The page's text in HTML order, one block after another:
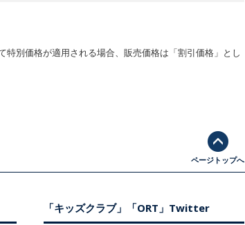
別価格が適用される場合、販売価格は「割引価格」とし
ページトップへ
「キッズクラブ」「ORT」Twitter